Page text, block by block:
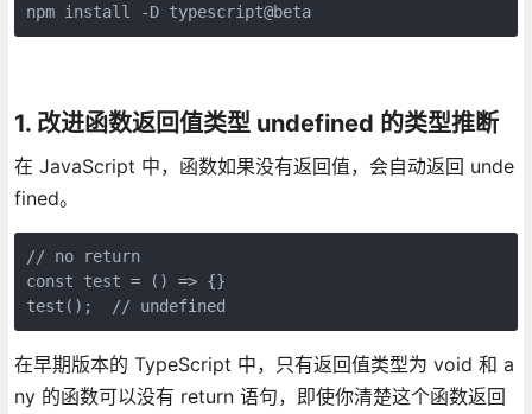
npm install -D typescript@beta
1. 改进函数返回值类型 undefined 的类型推断
在 JavaScript 中，函数如果没有返回值，会自动返回 unde
fined。
// no return
const test = () => {}
test();  // undefined
在早期版本的 TypeScript 中，只有返回值类型为 void 和 a
ny 的函数可以没有 return 语句，即使你清楚这个函数返回